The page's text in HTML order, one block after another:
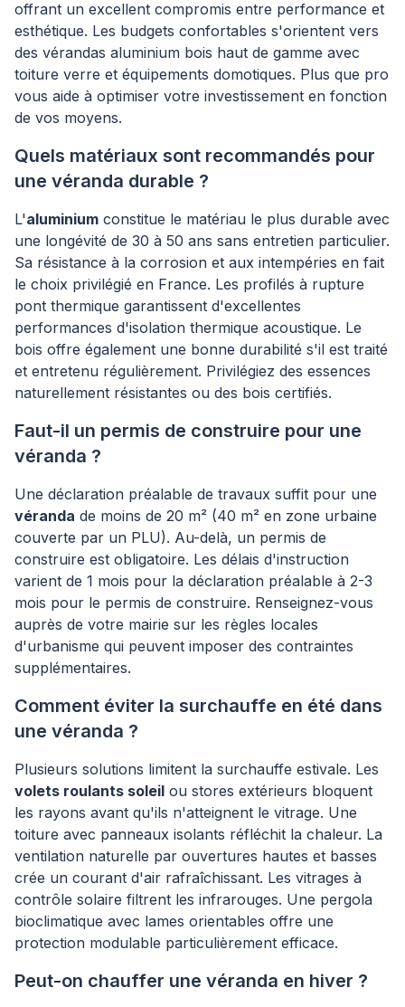
offrant un excellent compromis entre performance et
esthétique. Les budgets confortables s'orientent vers
des vérandas aluminium bois haut de gamme avec
toiture verre et équipements domotiques. Plus que pro
vous aide à optimiser votre investissement en fonction
de vos moyens.
Quels matériaux sont recommandés pour
une véranda durable ?
L'aluminium constitue le matériau le plus durable avec
une longévité de 30 à 50 ans sans entretien particulier.
Sa résistance à la corrosion et aux intempéries en fait
le choix privilégié en France. Les profilés à rupture
pont thermique garantissent d'excellentes
performances d'isolation thermique acoustique. Le
bois offre également une bonne durabilité s'il est traité
et entretenu régulièrement. Privilégiez des essences
naturellement résistantes ou des bois certifiés.
Faut-il un permis de construire pour une
véranda ?
Une déclaration préalable de travaux suffit pour une
véranda de moins de 20 m² (40 m² en zone urbaine
couverte par un PLU). Au-delà, un permis de
construire est obligatoire. Les délais d'instruction
varient de 1 mois pour la déclaration préalable à 2-3
mois pour le permis de construire. Renseignez-vous
auprès de votre mairie sur les règles locales
d'urbanisme qui peuvent imposer des contraintes
supplémentaires.
Comment éviter la surchauffe en été dans
une véranda ?
Plusieurs solutions limitent la surchauffe estivale. Les
volets roulants soleil ou stores extérieurs bloquent
les rayons avant qu'ils n'atteignent le vitrage. Une
toiture avec panneaux isolants réfléchit la chaleur. La
ventilation naturelle par ouvertures hautes et basses
crée un courant d'air rafraîchissant. Les vitrages à
contrôle solaire filtrent les infrarouges. Une pergola
bioclimatique avec lames orientables offre une
protection modulable particulièrement efficace.
Peut-on chauffer une véranda en hiver ?